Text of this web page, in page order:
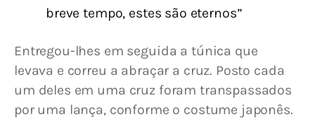
breve tempo, estes são eternos”
Entregou-lhes em seguida a túnica que
levava e correu a abraçar a cruz. Posto cada
um deles em uma cruz foram transpassados
por uma lança, conforme o costume japonês.